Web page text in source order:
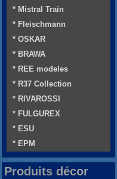
* Mistral Train
* Fleischmann
* OSKAR
* BRAWA
* REE modeles
* R37 Collection
* RIVAROSSI
* FULGUREX
* ESU
* EPM
Produits décor